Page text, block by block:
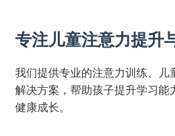
专注儿童注意力提升
我们提供专业的注意力训练、儿
解决方案，帮助孩子提升学习能
健康成长。